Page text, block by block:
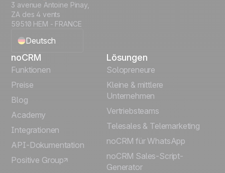
3 avenue Antoine Pinay,
ZA des 4 vents
59510 HEM - FRANCE
Deutsch
English
Español
Português
Italiano
noCRM
Funktionen
Preise
Blog
Academy
Integrationen
API-Dokumentation
Positive Group
Lösungen
Solopreneure
Kleine & mittlere
Unternehmen
Vertriebsteams
Telesales & Telemarketing
noCRM für WhatsApp
noCRM Sales-Script-
Generator